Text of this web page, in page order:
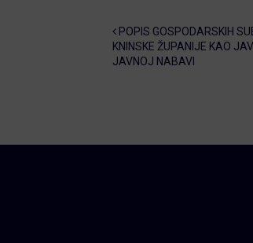
Post
POPIS GOSPODARSKIH
KNINSKE ŽUPANIJE KAO
JAVNOJ NABAVI